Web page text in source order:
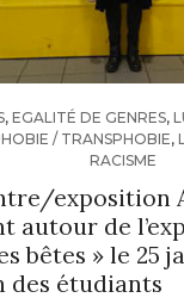
, EGALITÉ DE GENRES,
/ TRANSPHOBIE,
RACISME
exposition
autour de
bêtes » le 25
des étudiants